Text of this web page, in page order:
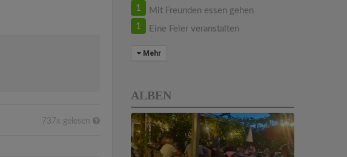
737x gelesen
1 Mit Freunden essen gehen
1 Eine Feier veranstalten
Mehr
ALBEN